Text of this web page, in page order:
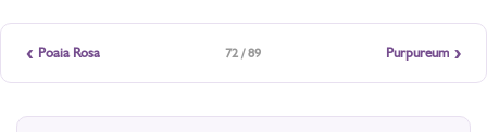
‹ Poaia Rosa 72 / 89 Purpureum ›